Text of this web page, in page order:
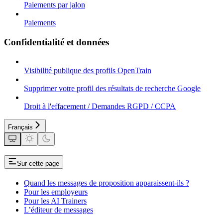
Paiements par jalon
Paiements
Confidentialité et données
Visibilité publique des profils OpenTrain
Supprimer votre profil des résultats de recherche Google
Droit à l'effacement / Demandes RGPD / CCPA
Français
Sur cette page
Quand les messages de proposition apparaissent-ils ?
Pour les employeurs
Pour les AI Trainers
L’éditeur de messages